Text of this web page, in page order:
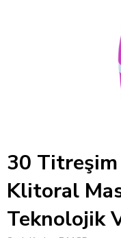
30
Klitoral
Teknolojik